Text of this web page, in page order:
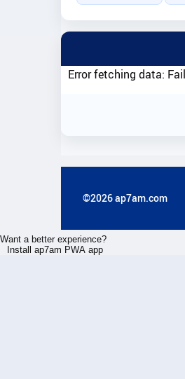
Error fetching data:
©2026 ap7am.com
Want a better experience?
Install ap7am PWA app